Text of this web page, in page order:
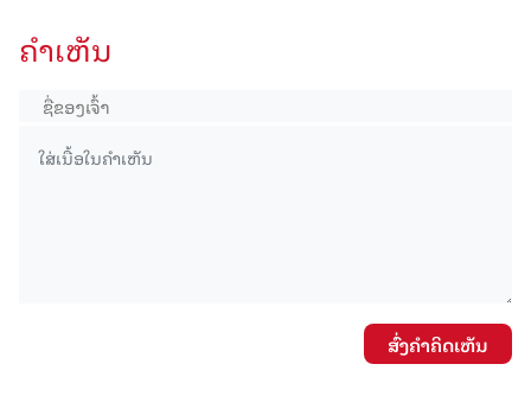
ຄໍາເຫັນ
ສົ່ງຄໍາຄິດເຫັນ